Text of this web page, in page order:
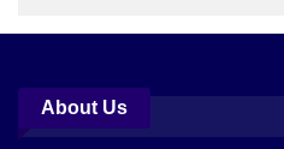
About Us